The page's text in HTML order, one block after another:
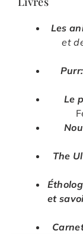
Les
et
Le
The
et